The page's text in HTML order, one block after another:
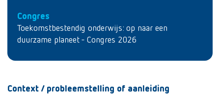
Congres
Toekomstbestendig onderwijs: op naar een
duurzame planeet - Congres 2026
Context / probleemstelling of aanleiding